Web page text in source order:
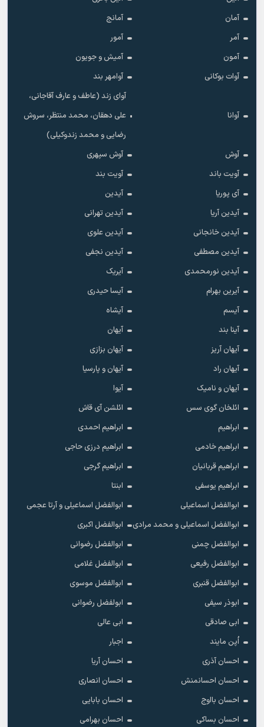
آمان
آمانج
آمر
آمور
آمون
آمیش و جویون
آوات بوکانی
آوامهر بند
آوانا
آوای زند (عاطف و عارف آقاجانی،
علی دهقان، محمد منتظر، سروش
رضایی و محمد زندوکیلی)
آوش
آوش سپهری
آویت باند
آویت بند
آی پوریا
آیدین
آیدین آریا
آیدین تهرانی
آیدین خانجانی
آیدین علوی
آیدین مصطفی
آیدین نجفی
آیدین نورمحمدی
آیریک
آیرین بهرام
آیسا حیدری
آیسم
آیشاه
آینا بند
آیهان
آیهان آریز
آیهان بزازی
آیهان راد
آیهان و پارسیا
آیهان و نامیک
آیوا
ائلخان گوی سس
ائلشن آی قاش
ابراهیم
ابراهیم احمدی
ابراهیم خادمی
ابراهیم درزی حاجی
ابراهیم قربانیان
ابراهیم گرجی
ابراهیم یوسفی
ابنتا
ابوالفضل اسماعیلی
ابوالفضل اسماعیلی و آرتا عجمی
ابوالفضل اسماعیلی و محمد مرادی
ابوالفضل اکبری
ابوالفضل چمنی
ابوالفضل رضوانی
ابوالفضل رفیعی
ابوالفضل غلامی
ابوالفضل قنبری
ابوالفضل موسوی
ابوذر سیفی
ابولفضل رضوانی
ابی صادقی
ابی عالی
اُپن مایند
اجبار
احسان آذری
احسان آریا
احسان احسانمنش
احسان انصاری
احسان بااوج
احسان بابایی
احسان بساکی
احسان بهرامی